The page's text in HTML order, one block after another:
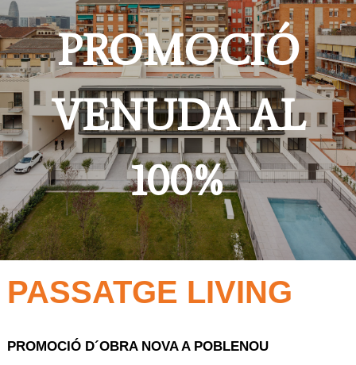
PROMOCIÓ
VENUDA AL
100%
PASSATGE LIVING
PROMOCIÓ D´OBRA NOVA A POBLENOU